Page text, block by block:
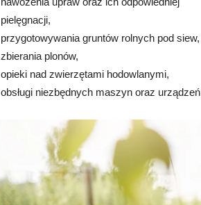
pielęgnacji,
przygotowywania gruntów rolnych pod siew,
zbierania plonów,
opieki nad zwierzętami hodowlanymi,
obsługi niezbędnych maszyn oraz